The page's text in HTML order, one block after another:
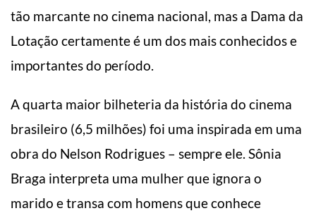
tão marcante no cinema nacional, mas a Dama da
Lotação certamente é um dos mais conhecidos e
importantes do período.
A quarta maior bilheteria da história do cinema
brasileiro (6,5 milhões) foi uma inspirada em uma
obra do Nelson Rodrigues – sempre ele. Sônia
Braga interpreta uma mulher que ignora o
marido e transa com homens que conhece